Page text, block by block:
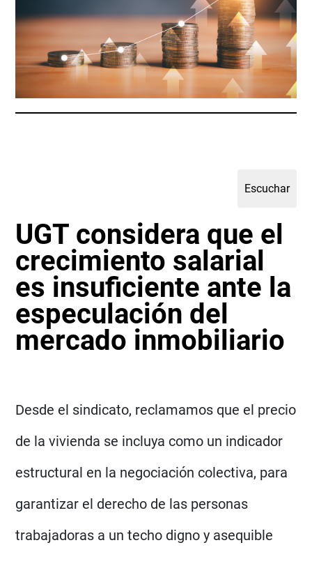
UGT considera que el
crecimiento salarial
es insuficiente ante la
especulación del
mercado inmobiliario
Desde el sindicato, reclamamos que el precio
de la vivienda se incluya como un indicador
estructural en la negociación colectiva, para
garantizar el derecho de las personas
trabajadoras a un techo digno y asequible